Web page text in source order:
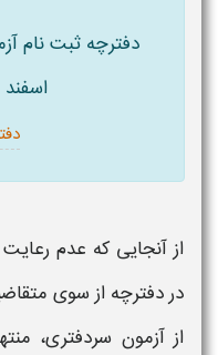
دفترچه ثبت نام
از آنجایی که عدم
دردفترچه از سوی
ازآزمون سردفتری،